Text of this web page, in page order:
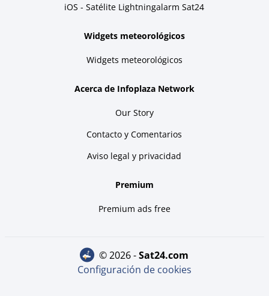
iOS - Satélite Lightningalarm Sat24
Widgets meteorológicos
Widgets meteorológicos
Acerca de Infoplaza Network
Our Story
Contacto y Comentarios
Aviso legal y privacidad
Premium
Premium ads free
© 2026 - sat24.com
Configuración de cookies